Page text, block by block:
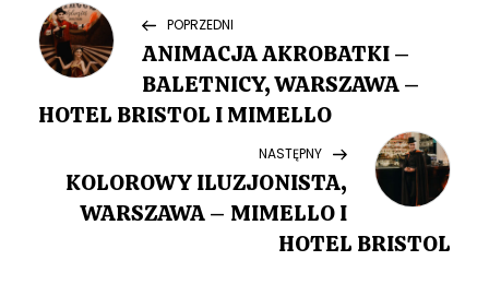
N
a
w
Previous
Post
POPRZEDNI
ANIMACJA AKROBATKI –
BALETNICY, WARSZAWA –
HOTEL BRISTOL I MIMELLO
Post
NASTĘPNY
KOLOROWY ILUZJONISTA,
WARSZAWA – MIMELLO I
HOTEL BRISTOL